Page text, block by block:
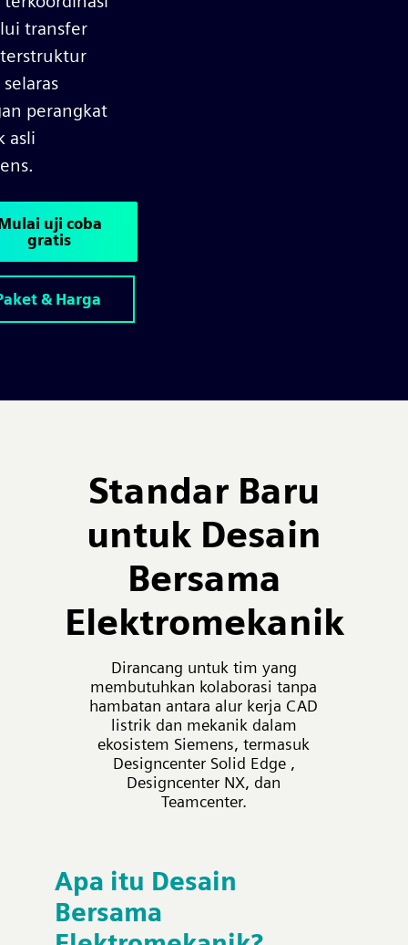
transfer
perangkat
asli
uji coba
gratis
& Harga
Standar Baru
untuk Desain
Bersama
Elektromekanik
Dirancang untuk tim yang
membutuhkan kolaborasi tanpa
hambatan antara alur kerja CAD
listrik dan mekanik dalam
ekosistem Siemens, termasuk
Designcenter Solid Edge ,
Designcenter NX, dan
Teamcenter.
Apa itu Desain
Bersama